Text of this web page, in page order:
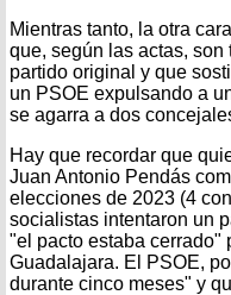
Mientras tanto, la otra
que, según las actas,
partido original y que
un PSOE expulsando a
se agarra a dos
Hay que recordar que
Juan Antonio Pendás
elecciones de 2023 (4
socialistas intentaron un
"el pacto estaba cerrado"
Guadalajara. El PSOE,
durante cinco meses" y